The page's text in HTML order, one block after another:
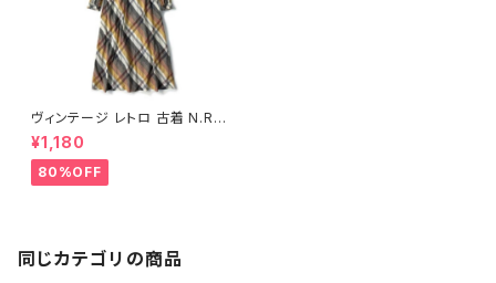
ヴィンテージ レトロ 古着 N.R.1
NED GOULD リボン チェック
柄 コットン100％ ロング丈 長
袖 ワンピース オレンジグレー
(otu2209032)
¥1,180
80%OFF
同じカテゴリの商品